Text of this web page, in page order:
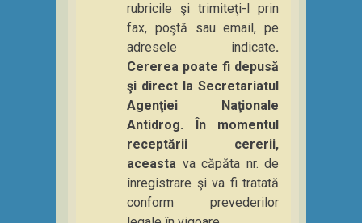
rubricile şi trimiteţi-l prin
fax, poştă sau email, pe
adresele indicate.
Cererea poate fi depusă
şi direct la Secretariatul
Agenţiei Naţionale
Antidrog. În momentul
receptării cererii,
aceasta va căpăta nr. de
înregistrare şi va fi tratată
conform prevederilor